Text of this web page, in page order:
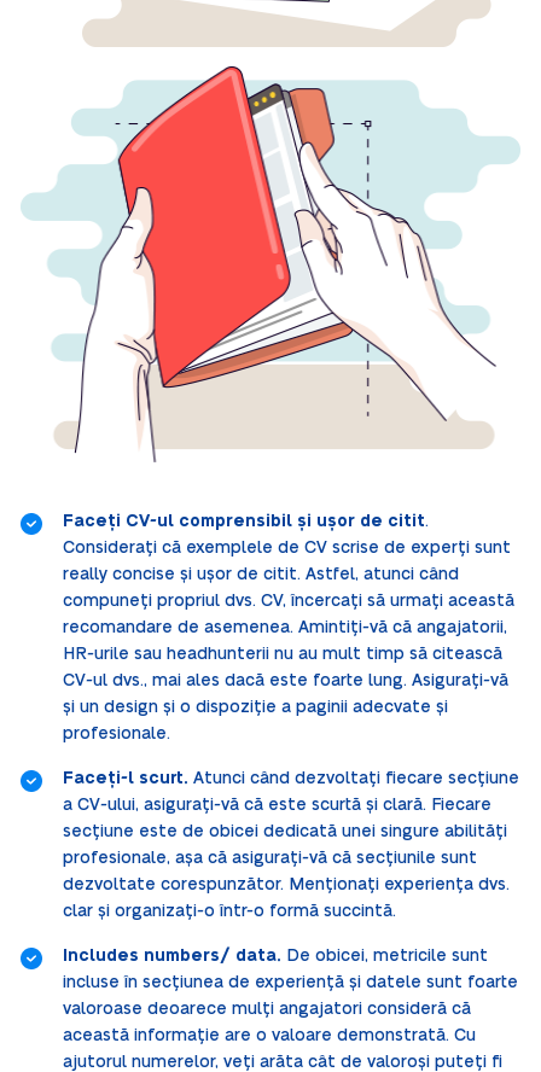
Faceți CV-ul comprensibil și ușor de citit.
Considerați că exemplele de CV scrise de experți sunt
really concise și ușor de citit. Astfel, atunci când
compuneți propriul dvs. CV, încercați să urmați această
recomandare de asemenea. Amintiți-vă că angajatorii,
HR-urile sau headhunterii nu au mult timp să citească
CV-ul dvs., mai ales dacă este foarte lung. Asigurați-vă
și un design și o dispoziție a paginii adecvate și
profesionale.
Faceți-l scurt. Atunci când dezvoltați fiecare secțiune
a CV-ului, asigurați-vă că este scurtă și clară. Fiecare
secțiune este de obicei dedicată unei singure abilități
profesionale, așa că asigurați-vă că secțiunile sunt
dezvoltate corespunzător. Menționați experiența dvs.
clar și organizați-o într-o formă succintă.
Includes numbers/ data. De obicei, metricile sunt
incluse în secțiunea de experiență și datele sunt foarte
valoroase deoarece mulți angajatori consideră că
această informație are o valoare demonstrată. Cu
ajutorul numerelor, veți arăta cât de valoroși puteți fi